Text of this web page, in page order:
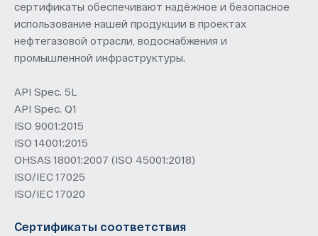
сертификаты обеспечивают надёжное и безопасное
использование нашей продукции в проектах
нефтегазовой отрасли, водоснабжения и
промышленной инфраструктуры.
API Spec. 5L
API Spec. Q1
ISO 9001:2015
ISO 14001:2015
OHSAS 18001:2007 (ISO 45001:2018)
ISO/IEC 17025
ISO/IEC 17020
Сертификаты соответствия